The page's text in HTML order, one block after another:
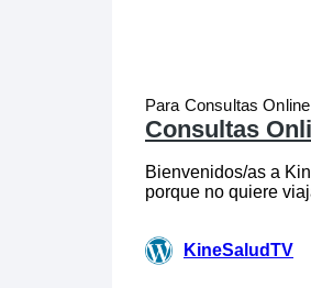
Para Consultas Online